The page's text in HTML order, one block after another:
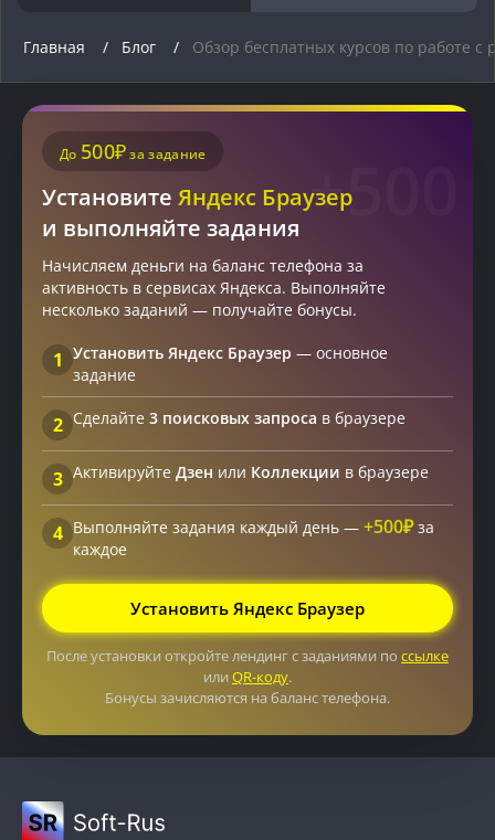
Главная Блог Обзор бесплатных курсов по работе
+500
До 500₽за задание
Установите Яндекс Браузер
и выполняйте задания
Начисляем деньги на баланс телефона за
активность в сервисах Яндекса. Выполняйте
несколько заданий — получайте бонусы.
1 Установить Яндекс Браузер — основное
задание
2 Сделайте 3 поисковых запроса в браузере
3 Активируйте Дзен или Коллекции в браузере
4 Выполняйте задания каждый день — +500₽за
каждое
Установить Яндекс Браузер
После установки откройте лендинг с заданиями по ссылке
или QR-коду.
Бонусы зачисляются на баланс телефона.